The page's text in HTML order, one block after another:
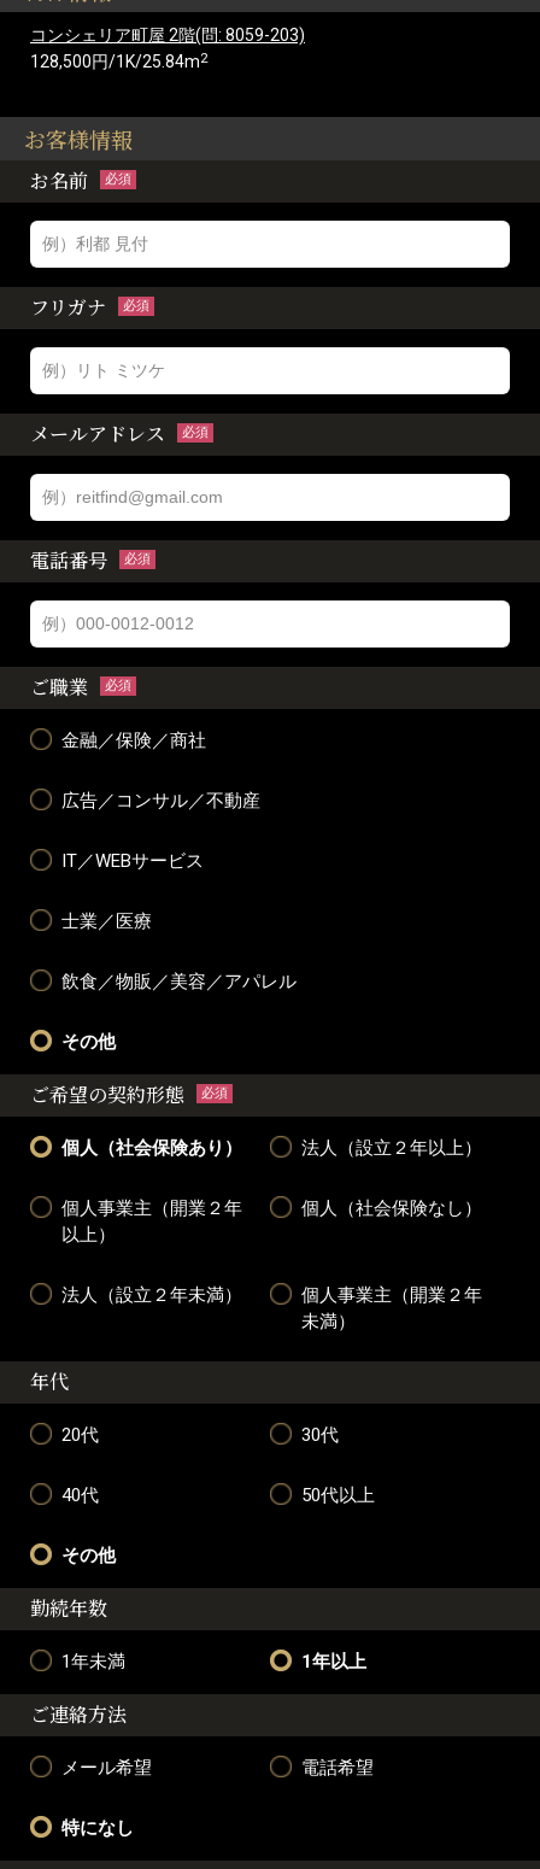
コンシェリア町屋 2階(問: 8059-203)
128,500円/1K/25.84m2
お客様情報
お名前 必須
フリガナ 必須
メールアドレス 必須
電話番号 必須
ご職業 必須
金融／保険／商社
広告／コンサル／不動産
IT／WEBサービス
士業／医療
飲食／物販／美容／アパレル
その他
ご希望の契約形態 必須
個人（社会保険あり） 法人（設立２年以上）
個人事業主（開業２年
以上）
個人（社会保険なし）
法人（設立２年未満）
個人事業主（開業２年
未満）
年代
20代 30代
40代 50代以上
その他
勤続年数
1年未満 1年以上
ご連絡方法
メール希望 電話希望
特になし